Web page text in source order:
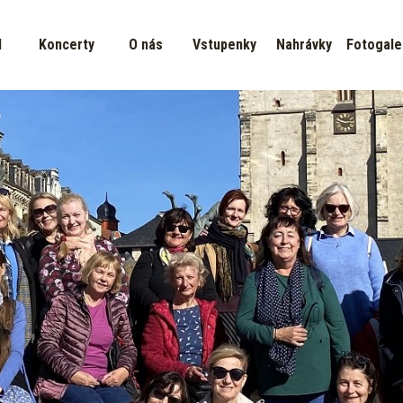
Koncerty O nás Vstupenky Nahrávky